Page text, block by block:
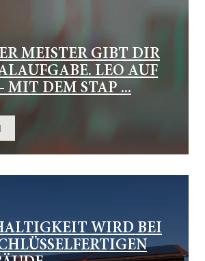
MEISTER GIBT DIR
LEO AUF
MIT DEM STAP ...
WIRD BEI